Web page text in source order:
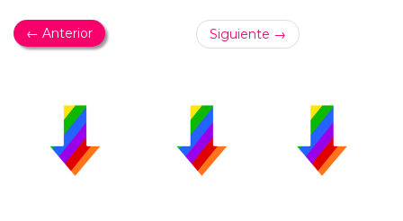
← Anterior Siguiente →